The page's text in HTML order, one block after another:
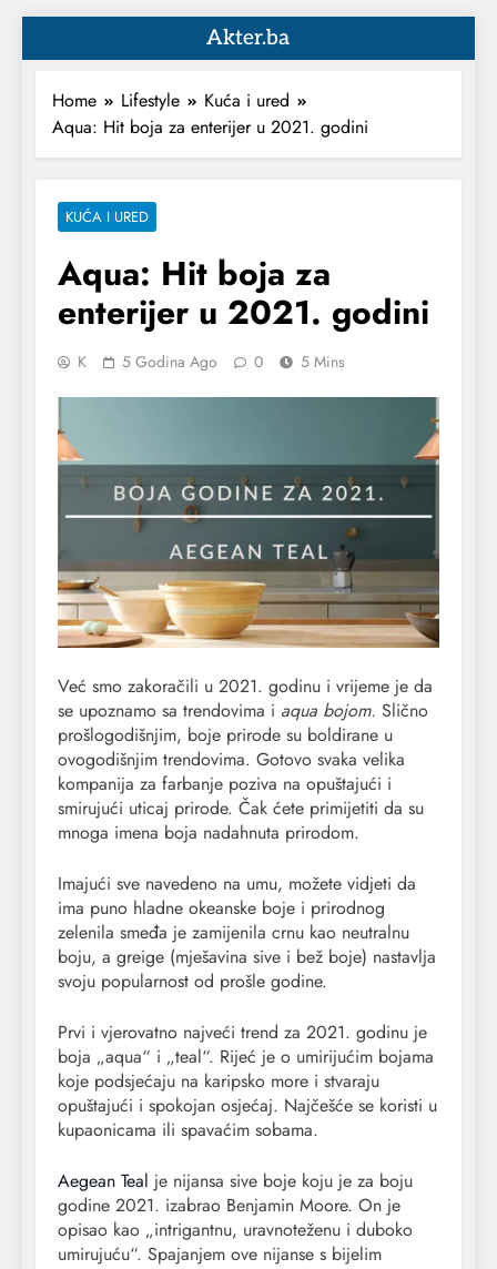
Akter.ba
Home Lifestyle
Kuća i ured
Aqua: Hit boja za enterijer u 2021. godini
KUĆA I URED
Aqua: Hit boja za
enterijer u 2021. godini
K 5 Godina Ago 0 5 Mins
Već smo zakoračili u 2021. godinu i vrijeme je da
se upoznamo sa trendovima i aqua bojom. Slično
prošlogodišnjim, boje prirode su boldirane u
ovogodišnjim trendovima. Gotovo svaka velika
kompanija za farbanje poziva na opuštajući i
smirujući uticaj prirode. Čak ćete primijetiti da su
mnoga imena boja nadahnuta prirodom.
Imajući sve navedeno na umu, možete vidjeti da
ima puno hladne okeanske boje i prirodnog
zelenila smeđa je zamijenila crnu kao neutralnu
boju, a greige (mješavina sive i bež boje) nastavlja
svoju popularnost od prošle godine.
Prvi i vjerovatno najveći trend za 2021. godinu je
boja „aqua“ i „teal“. Rijeć je o umirijućim bojama
koje podsjećaju na karipsko more i stvaraju
opuštajući i spokojan osjećaj. Najčešće se koristi u
kupaonicama ili spavaćim sobama.
Aegean Teal je nijansa sive boje koju je za boju
godine 2021. izabrao Benjamin Moore. On je
opisao kao „intrigantnu, uravnoteženu i duboko
umirujuću“. Spajanjem ove nijanse s bijelim